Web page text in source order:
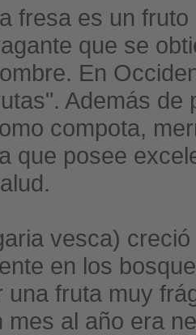
fresa es un
que se
En
Además de
compota,
que posee
vesca)
en los
una fruta muy
mes al año era